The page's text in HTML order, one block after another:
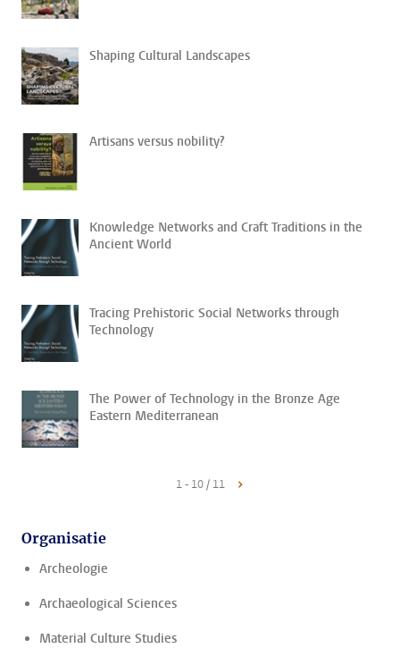
Shaping Cultural Landscapes
Artisans versus nobility?
Knowledge Networks and Craft Traditions in the
Ancient World
Tracing Prehistoric Social Networks through
Technology
The Power of Technology in the Bronze Age
Eastern Mediterranean
1 - 10 / 11
Organisatie
Archeologie
Archaeological Sciences
Material Culture Studies